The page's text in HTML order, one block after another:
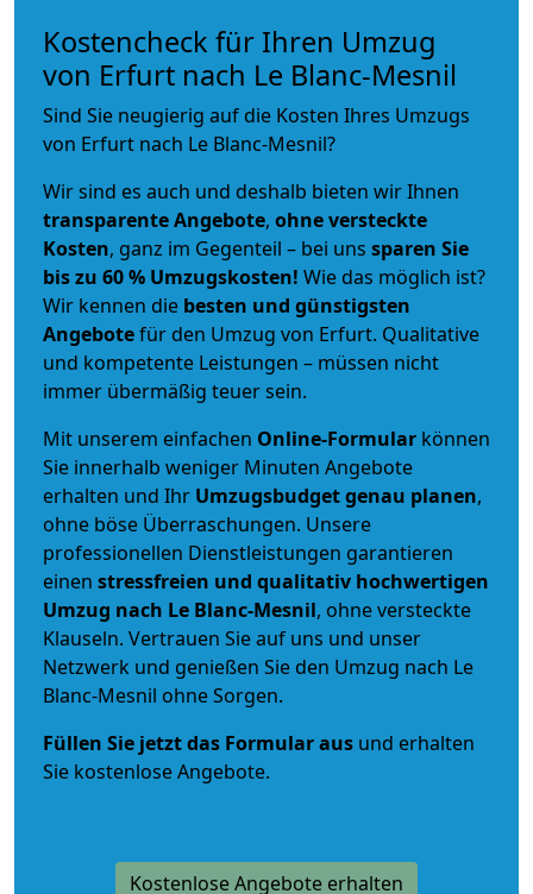
Kostencheck für Ihren Umzug
von Erfurt nach Le Blanc-Mesnil
Sind Sie neugierig auf die Kosten Ihres Umzugs
von Erfurt nach Le Blanc-Mesnil?
Wir sind es auch und deshalb bieten wir Ihnen
transparente Angebote, ohne versteckte
Kosten, ganz im Gegenteil – bei uns sparen Sie
bis zu 60 % Umzugskosten! Wie das möglich ist?
Wir kennen die besten und günstigsten
Angebotefür den Umzug von Erfurt. Qualitative
und kompetente Leistungen – müssen nicht
immer übermäßig teuer sein.
Mit unserem einfachen Online-Formular können
Sie innerhalb weniger Minuten Angebote
erhalten und Ihr Umzugsbudgetgenau planen,
ohne böse Überraschungen. Unsere
professionellen Dienstleistungen garantieren
einen stressfreien und qualitativ hochwertigen
Umzug nach Le Blanc-Mesnil, ohne versteckte
Klauseln. Vertrauen Sie auf uns und unser
Netzwerk und genießen Sie den Umzug nach Le
Blanc-Mesnil ohne Sorgen.
Füllen Sie jetzt das Formular aus und erhalten
Sie kostenlose Angebote.
Kostenlose Angebote erhalten